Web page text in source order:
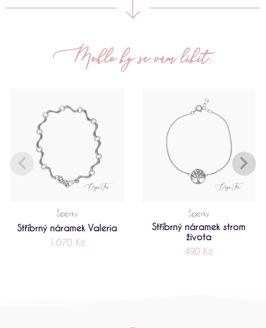
Mohlo by se vám líbit:
Šperky
Stříbrný náramek Valeria
1.070 Kč
Šperky
Stříbrný náramek strom
života
490 Kč